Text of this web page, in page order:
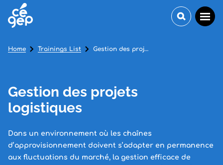
Gestion des projets
logistiques
Dans un environnement où les chaînes
d’approvisionnement doivent s’adapter en permanence
aux fluctuations du marché, la gestion efficace de
Home Trainings List Gestion des projets logistiques